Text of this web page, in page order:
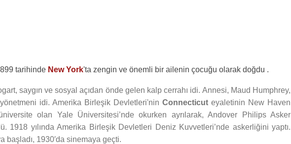
tarihinde New York'ta zengin ve önemli bir ailenin çocuğu olarak doğdu .
saygın ve sosyal açıdan önde gelen kalp cerrahı idi. Annesi, Maud Humphrey,
idi. Amerika Birleşik Devletleri'nin Connecticut eyaletinin New Haven
olan Yale Üniversitesi’nde okurken ayrılarak, Andover Philips Asker
1918 yılında Amerika Birleşik Devletleri Deniz Kuvvetleri’nde askerliğini yaptı.
başladı, 1930′da sinemaya geçti.